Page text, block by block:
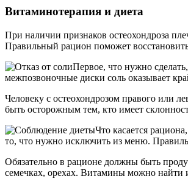
Витаминотерапия и диета
При наличии признаков остеохондроза
Правильный рацион поможет
Первое, что нужно
межпозвоночные диски соль оказывает
Человеку с остеохондрозом правого или
быть осторожным тем, кто имеет
Что касается
то, что нужно исключить из меню.
Обязательно в рационе должны быть
семечках, орехах. Витамины можно найти